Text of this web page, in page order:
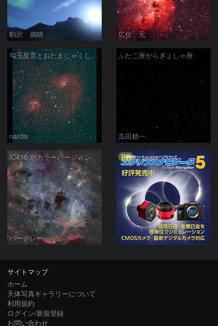
駒沢 満晴 広住 元
勾玉星雲とおたまじゃくし星雲 2026/02/14
nardis
ふたご座からぎょしゃ座
瓜田精一
IC410 別カラーバージョン
バークレー
PR
サイトマップ
ホーム
天体写真ギャラリーについて
利用規約
ログイン/新規登録
お問い合わせ